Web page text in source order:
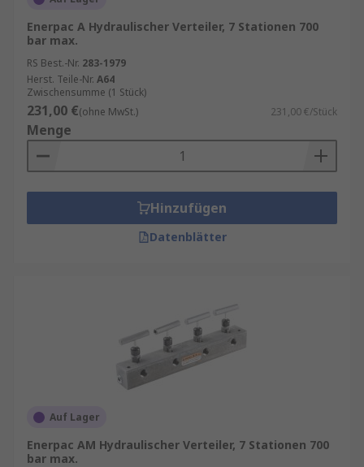
Die Anschlussplatte muss den
Betriebsdruck und die Betriebstemperatur
des Hydrauliksystems aushalten können.
Material: Anschlussplatten sind in
verschiedenen Materialien erhältlich,
darunter Stahl, Aluminium und Kunststoff.
Die Wahl des Materials hängt von den
spezifischen Anforderungen der
Anwendung ab.
Anschlussarten: Es gibt verschiedene
Anschlussarten wie Gewindeanschlüsse,
Flanschanschlüsse und Schnellkupplungen.
Enerpac A Hydraulischer Verteiler, 7 Stationen 700
bar max.
RS Best.-Nr. 283-1979
Herst. Teile-Nr. A64
Zwischensumme (1 Stück)
231,00 €(ohne MwSt.) 231,00 €/Stück
Menge
Hinzufügen
Datenblätter
Auf Lager
Enerpac AM Hydraulischer Verteiler, 7 Stationen 700
bar max.